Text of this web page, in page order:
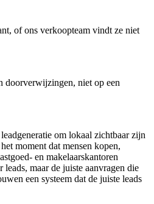
of ons verkoopteam vindt ze niet
doorverwijzingen, niet op een
om lokaal zichtbaar zijn
moment dat mensen kopen,
en makelaarskantoren
leads, maar de juiste aanvragen die
een systeem dat de juiste leads